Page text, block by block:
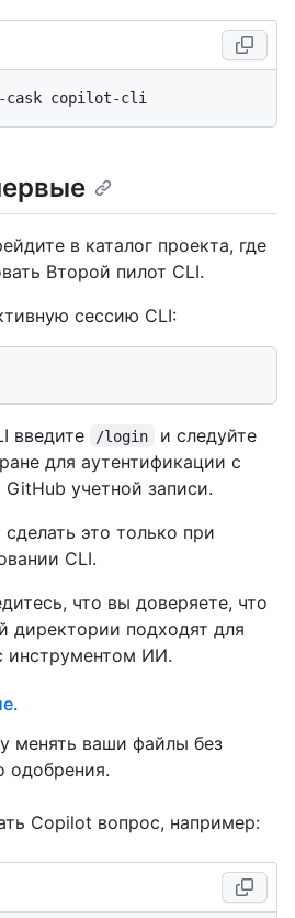
в каталог проекта, где
Второй пилот CLI.
сессию CLI:
введите /login
и следуйте
для аутентификации с
учетной записи.
это только при
CLI.
что вы доверяете, что
директории подходят для
инструментом ИИ.
менять ваши файлы без
одобрения.
Copilot вопрос, например: